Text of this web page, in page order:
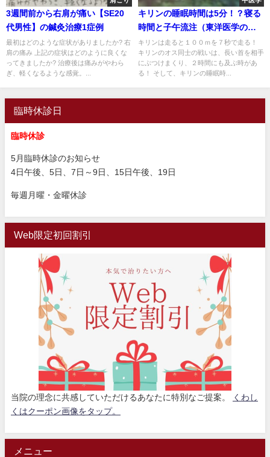
3週間前から右肩が痛い【SE20
代男性】の鍼灸治療1症例
最初はどのような症状がありましたか? 右
肩の痛み 上記の症状はどのように良くな
ってきましたか? 治療後は痛みがやわら
ぎ、軽くなるような感覚。...
キリンの睡眠時間は5分！？寝る
時間と子午流注（東洋医学の時
間医学）の関係
キリンは走ると１００ｍを７秒で走る！
キリンのオス同士の戦いは、長い首を相手
にぶつけまくり、２時間にも及ぶ時があ
る！ そして、キリンの睡眠時...
臨時休診日
臨時休診
5月臨時休診のお知らせ
4日午後、5日、7日～9日、15日午後、19日
毎週月曜・金曜休診
Web限定初回割引
当院の理念に共感していただけるあなたに特別なご提案。
くわし
くはクーポン画像をタップ。
メニュー